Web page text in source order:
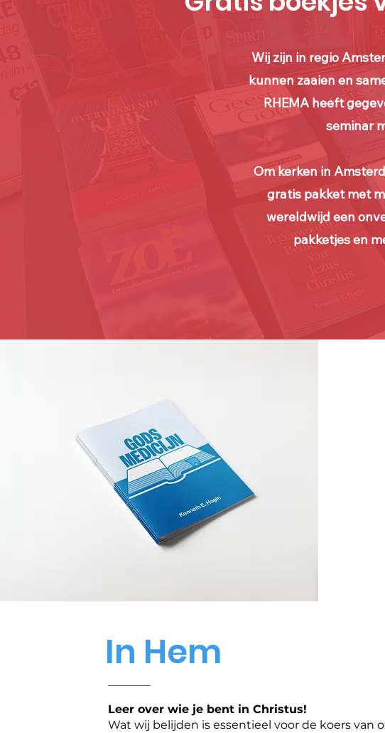
Wij zijn in regio
kunnen zaaien en
RHEMA heeft
seminar
Om kerken in
gratis pakket met
wereldwijd een
pakketjes en
In Hem
Leer over wie je bent in Christus!
Wat wij belijden is essentieel voor de koers van